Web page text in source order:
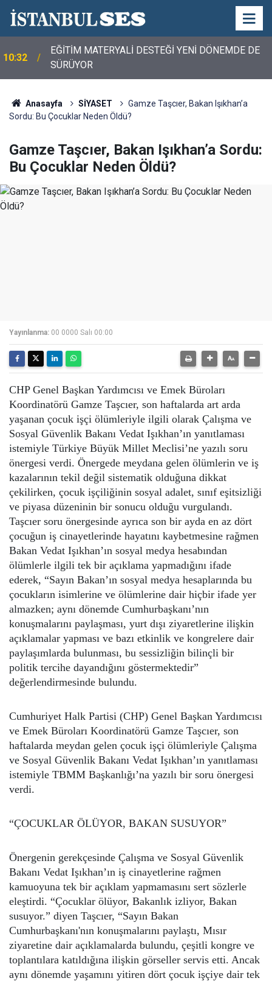
10:32
EĞİTİM MATERYALİ DESTEĞİ YENİ DÖNEMDE DE
SÜRÜYOR
Anasayfa SİYASET
Gamze Taşcıer, Bakan Işıkhan’a
Sordu: Bu Çocuklar Neden Öldü?
Gamze Taşcıer, Bakan Işıkhan’a Sordu:
Bu Çocuklar Neden Öldü?
Yayınlanma: 00 0000 Salı 00:00
CHP Genel Başkan Yardımcısı ve Emek Büroları
Koordinatörü Gamze Taşcıer, son haftalarda art arda
yaşanan çocuk işçi ölümleriyle ilgili olarak Çalışma ve
Sosyal Güvenlik Bakanı Vedat Işıkhan’ın yanıtlaması
istemiyle Türkiye Büyük Millet Meclisi’ne yazılı soru
önergesi verdi. Önergede meydana gelen ölümlerin ve iş
kazalarının tekil değil sistematik olduğuna dikkat
çekilirken, çocuk işçiliğinin sosyal adalet, sınıf eşitsizliği
ve piyasa düzeninin bir sonucu olduğu vurgulandı.
Taşcıer soru önergesinde ayrıca son bir ayda en az dört
çocuğun iş cinayetlerinde hayatını kaybetmesine rağmen
Bakan Vedat Işıkhan’ın sosyal medya hesabından
ölümlerle ilgili tek bir açıklama yapmadığını ifade
ederek, “Sayın Bakan’ın sosyal medya hesaplarında bu
çocukların isimlerine ve ölümlerine dair hiçbir ifade yer
almazken; aynı dönemde Cumhurbaşkanı’nın
konuşmalarını paylaşması, yurt dışı ziyaretlerine ilişkin
açıklamalar yapması ve bazı etkinlik ve kongrelere dair
paylaşımlarda bulunması, bu sessizliğin bilinçli bir
politik tercihe dayandığını göstermektedir”
değerlendirmesinde bulundu.
Cumhuriyet Halk Partisi (CHP) Genel Başkan Yardımcısı
ve Emek Büroları Koordinatörü Gamze Taşcıer, son
haftalarda meydan gelen çocuk işçi ölümleriyle Çalışma
ve Sosyal Güvenlik Bakanı Vedat Işıkhan’ın yanıtlaması
istemiyle TBMM Başkanlığı’na yazılı bir soru önergesi
verdi.
“ÇOCUKLAR ÖLÜYOR, BAKAN SUSUYOR”
Önergenin gerekçesinde Çalışma ve Sosyal Güvenlik
Bakanı Vedat Işıkhan’ın iş cinayetlerine rağmen
kamuoyuna tek bir açıklam yapmamasını sert sözlerle
eleştirdi. “Çocuklar ölüyor, Bakanlık izliyor, Bakan
susuyor.” diyen Taşcıer, “Sayın Bakan
Cumhurbaşkanı'nın konuşmalarını paylaştı, Mısır
ziyaretine dair açıklamalarda bulundu, çeşitli kongre ve
toplantılara katıldığına ilişkin görseller servis etti. Ancak
aynı dönemde yaşamını yitiren dört çocuk işçiye dair tek